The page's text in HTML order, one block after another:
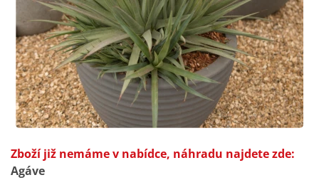
Zboží již nemáme v nabídce, náhradu najdete zde:
Agáve